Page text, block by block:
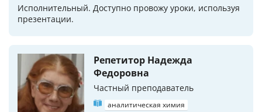
Исполнительный. Доступно провожу уроки, используя
презентации.
Репетитор Надежда
Федоровна
Частный преподаватель
аналитическая химия